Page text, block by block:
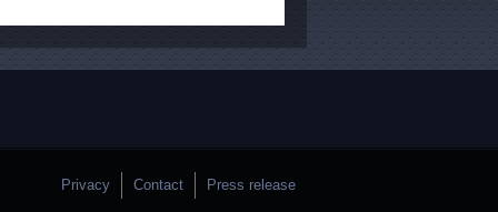
Privacy Contact Press release